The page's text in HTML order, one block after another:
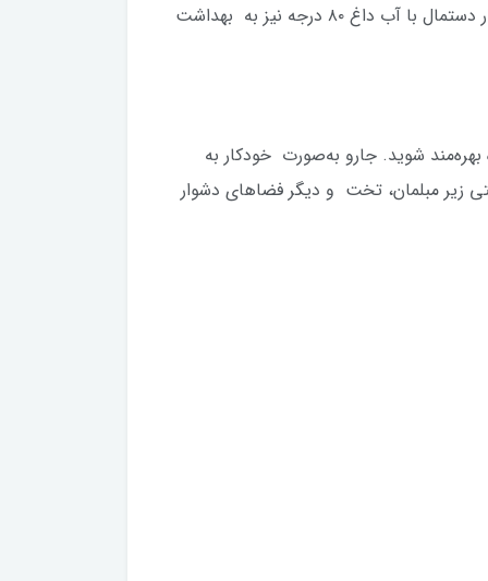
می‌شود کف خانه نه‌تنها از آلودگی پاک شود، بلکه کاملاً خشک و قابل استفاده باقی بماند. سیستم شستشوی خودکار دستمال با آب داغ ۸۰ درجه نیز به بهداشت
دقیقه) از عملکرد بی‌وقفه این دستگاه بهره‌مند شوید. جارو به‌صورت خودکار به
می‌شود. با ارتفاع کمتر از 8 سانتی‌متر، این ربات به‌راحتی زیر مبلمان، تخت و دیگر فضاهای دشوار